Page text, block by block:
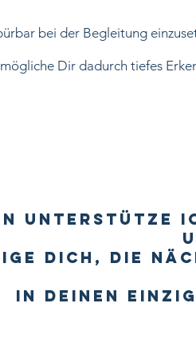
bei der Begleitung
Dir dadurch tiefes
Unterstütze
Dich, die
In Deinen